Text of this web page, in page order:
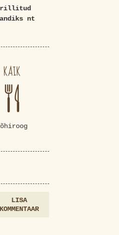
nt
KÄIK
LISA
KOMMENTAAR